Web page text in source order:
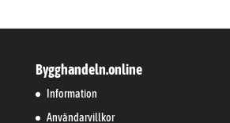
Bygghandeln.online
Information
Användarvillkor